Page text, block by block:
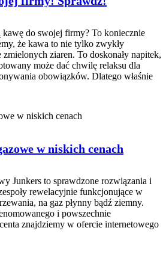
kawę do swojej firmy? To koniecznie
że kawa to nie tylko zwykły
ziaren. To doskonały napitek,
może dać chwilę relaksu dla
obowiązków. Dlatego właśnie
w niskich cenach
Junkers to sprawdzone rozwiązania i
rewelacyjnie funkcjonujące w
na gaz płynny bądź ziemny.
i powszechnie
znajdziemy w ofercie internetowego